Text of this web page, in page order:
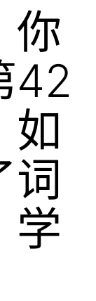
你
42
如
词
学